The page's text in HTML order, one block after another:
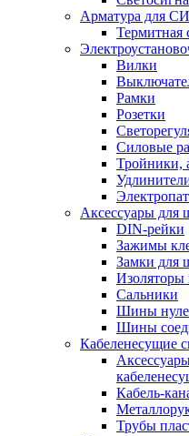
Арматура для
Термитная
Вилки
Рамки
Розетки
Силовые
Тройники,
Аксессуары для
DIN-рейки
Зажимы
Замки для
Сальники
Шины
Шины
Кабеленесущие
Кабель-
Трубы